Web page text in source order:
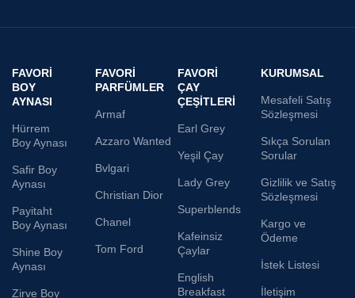
FAVORI
BOY
AYNASI
Hürrem
Boy Aynası
Safir Boy
Aynası
Payitaht
Boy Aynası
Shine Boy
Aynası
Zirve Boy
FAVORI
PARFÜMLER
Armaf
Azzaro Wanted
Bvlgari
Christian Dior
Chanel
Tom Ford
FAVORI
ÇAY
ÇEŞITLERI
Earl Grey
Yeşil Çay
Lady Grey
Superblends
Kafeinsiz
Çaylar
English
Breakfast
KURUMSAL
Mesafeli Satış
Sözleşmesi
Sıkça Sorulan
Sorular
Gizlilik ve Satış
Sözleşmesi
Kargo ve
Ödeme
İstek Listesi
İletişim